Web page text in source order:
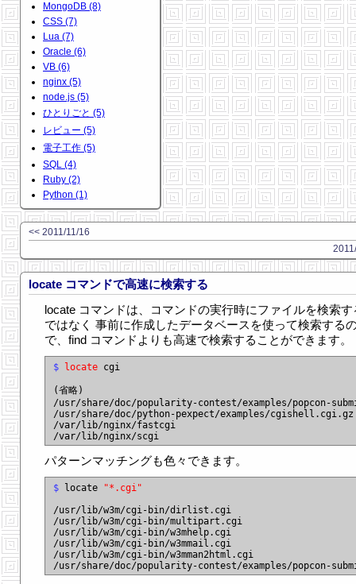
MongoDB (8)
CSS (7)
Lua (7)
Oracle (6)
VB (6)
nginx (5)
node.js (5)
ひとりごと (5)
レビュー (5)
電子工作 (5)
SQL (4)
Ruby (2)
Python (1)
<< 2011/11/16
locate コマンドで高速に検索する
locate コマンドは、コマンドの実行時にファイルを検索す
ではなく 事前に作成したデータベースを使って検索する
で、find コマンドよりも高速で検索することができます。
$ locate cgi
(省略)
/usr/share/doc/popularity-contest/examples/popcon-
/usr/share/doc/python-pexpect/examples/cgishell.cgi.gz
/var/lib/nginx/fastcgi
パターンマッチングも色々できます。
$ locate
"*.cgi"
/usr/lib/w3m/cgi-bin/dirlist.cgi
/usr/lib/w3m/cgi-bin/multipart.cgi
/usr/lib/w3m/cgi-bin/w3mhelp.cgi
/usr/lib/w3m/cgi-bin/w3mmail.cgi
/usr/lib/w3m/cgi-bin/w3mman2html.cgi